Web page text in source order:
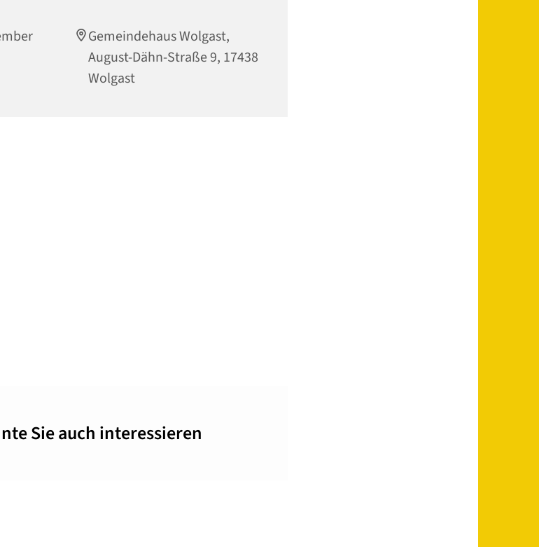
Gemeindehaus Wolgast,
August-Dähn-Straße 9, 17438
Wolgast
Sie auch interessieren